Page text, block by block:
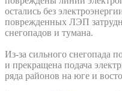
остались без
поврежденных ЛЭП
снегопадов и тумана.
Из-за сильного снегопада
и прекращена подача
ряда районов на юге и